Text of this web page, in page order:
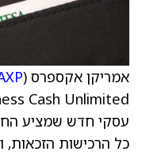
אמריקן אקספרס (